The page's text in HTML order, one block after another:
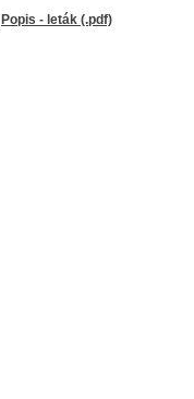
Popis - leták (.pdf)